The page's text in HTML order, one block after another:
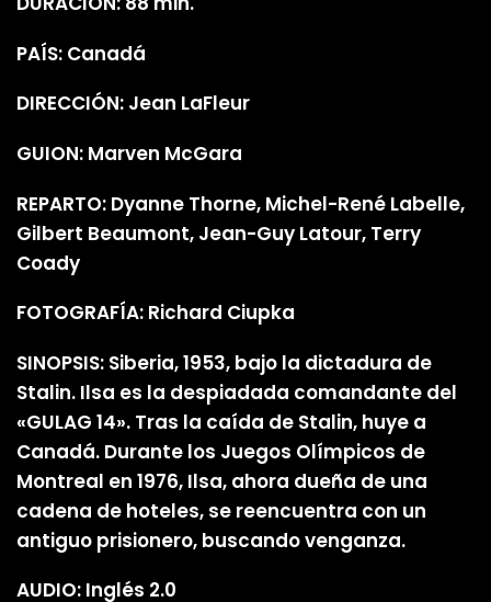
PAÍS: Canadá
DIRECCIÓN: Jean LaFleur
GUION: Marven McGara
REPARTO: Dyanne Thorne, Michel-René Labelle,
Gilbert Beaumont, Jean-Guy Latour, Terry
Coady
FOTOGRAFÍA: Richard Ciupka
SINOPSIS: Siberia, 1953, bajo la dictadura de
Stalin. Ilsa es la despiadada comandante del
«GULAG 14». Tras la caída de Stalin, huye a
Canadá. Durante los Juegos Olímpicos de
Montreal en 1976, Ilsa, ahora dueña de una
cadena de hoteles, se reencuentra con un
antiguo prisionero, buscando venganza.
AUDIO: Inglés 2.0